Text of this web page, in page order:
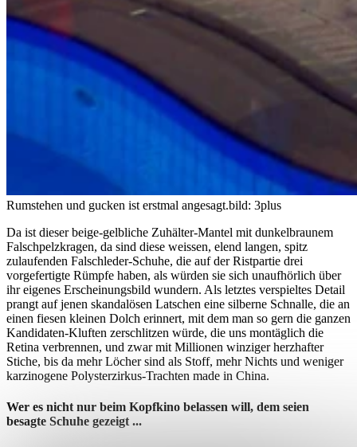
Rumstehen und gucken ist erstmal angesagt.bild: 3plus
Da ist dieser beige-gelbliche Zuhälter-Mantel mit dunkelbraunem
Falschpelzkragen, da sind diese weissen, elend langen, spitz
zulaufenden Falschleder-Schuhe, die auf der Ristpartie drei
vorgefertigte Rümpfe haben, als würden sie sich unaufhörlich über
ihr eigenes Erscheinungsbild wundern. Als letztes verspieltes Detail
prangt auf jenen skandalösen Latschen eine silberne Schnalle, die an
einen fiesen kleinen Dolch erinnert, mit dem man so gern die ganzen
Kandidaten-Kluften zerschlitzen würde, die uns montäglich die
Retina verbrennen, und zwar mit Millionen winziger herzhafter
Stiche, bis da mehr Löcher sind als Stoff, mehr Nichts und weniger
karzinogene Polysterzirkus-Trachten made in China.
Wer es nicht nur beim Kopfkino belassen will, dem seien
besagte Schuhe gezeigt ...